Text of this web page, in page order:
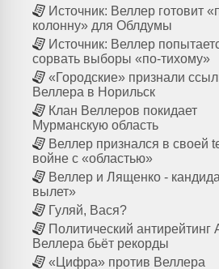
Источник: Веллер готовит
колонну» для Облдумы
Источник: Веллер
сорвать выборы «по-тихому»
«Городские» признали
Веллера в Норильск
Клан Веллеров покидает
Мурманскую область
Веллер признался в своей
войне с «областью»
Веллер и Лященко -
вылет»
Гуляй, Вася?
Политический антирейтинг
Веллера бьёт рекорды
«Цифра» против Веллера